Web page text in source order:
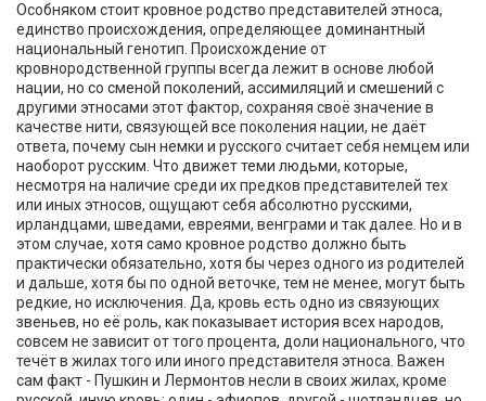
Особняком стоит кровное родство представителей этноса,
единство происхождения, определяющее доминантный
национальный генотип. Происхождение от
кровнородственной группы всегда лежит в основе любой
нации, но со сменой поколений, ассимиляций и смешений с
другими этносами этот фактор, сохраняя своё значение в
качестве нити, связующей все поколения нации, не даёт
ответа, почему сын немки и русского считает себя немцем или
наоборот русским. Что движет теми людьми, которые,
несмотря на наличие среди их предков представителей тех
или иных этносов, ощущают себя абсолютно русскими,
ирландцами, шведами, евреями, венграми и так далее. Но и в
этом случае, хотя само кровное родство должно быть
практически обязательно, хотя бы через одного из родителей
и дальше, хотя бы по одной веточке, тем не менее, могут быть
редкие, но исключения. Да, кровь есть одно из связующих
звеньев, но её роль, как показывает история всех народов,
совсем не зависит от того процента, доли национального, что
течёт в жилах того или иного представителя этноса. Важен
сам факт - Пушкин и Лермонтов несли в своих жилах, кроме